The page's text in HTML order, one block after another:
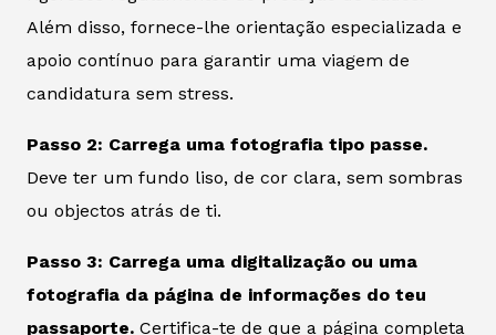
Além disso, fornece-lhe orientação especializada e
apoio contínuo para garantir uma viagem de
candidatura sem stress.
Passo 2: Carrega uma fotografia tipo passe.
Deve ter um fundo liso, de cor clara, sem sombras
ou objectos atrás de ti.
Passo 3: Carrega uma digitalização ou uma
fotografia da página de informações do teu
passaporte. Certifica-te de que a página completa